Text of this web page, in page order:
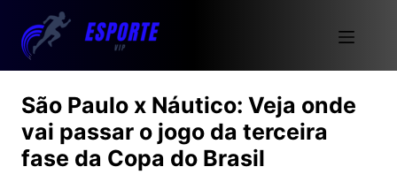
São Paulo x Náutico: Veja onde
vai passar o jogo da terceira
fase da Copa do Brasil